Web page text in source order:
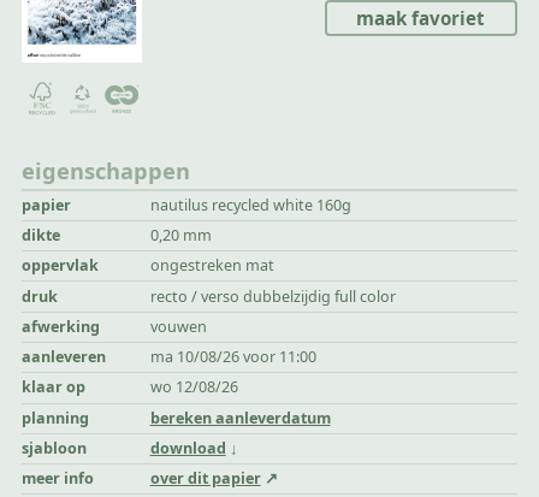
eigenschappen
papier
nautilus recycled white 160g
dikte
0,20 mm
oppervlak
ongestreken mat
druk
recto / verso dubbelzijdig full color
afwerking
vouwen
aanleveren
ma 10/08/26 voor 11:00
klaar op
wo 12/08/26
planning
bereken aanleverdatum
sjabloon
download
meer info
over dit papier
maak favoriet